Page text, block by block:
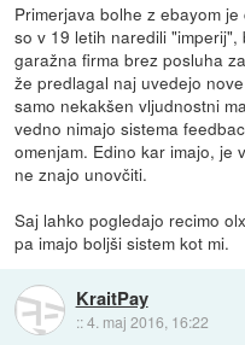
Primerjava bolhe z ebayom
so v 19 letih naredili
garažna firma brez posluha
že predlagal naj uvedejo
samo nekakšen vljudnostni
vedno nimajo sistema
omenjam. Edino kar imajo, je
ne znajo unovčiti.
Saj lahko pogledajo recimo
pa imajo boljši sistem kot mi.
KraitPay
::4. maj 2016, 16:22